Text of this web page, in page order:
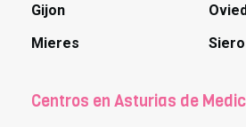
Gijon
Mieres
Siero
Centros en Asturias de